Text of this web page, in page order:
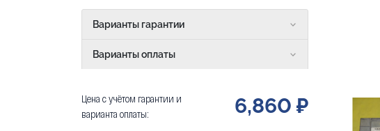
Варианты гарантии
Варианты оплаты
Цена с учётом гарантии и
варианта оплаты:
6,860 ₽